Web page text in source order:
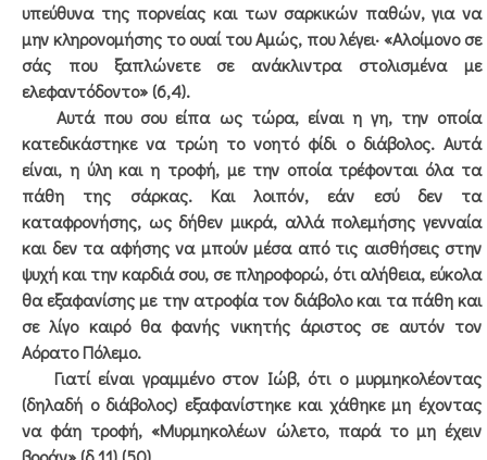
υπεύθυνα της πορνείας και των σαρκικών παθών, για να
μην κληρονομήσης το ουαί του Αμώς, που λέγει· «Αλοίμονο σε
σάς που ξαπλώνετε σε ανάκλιντρα στολισμένα με
ελεφαντόδοντο» (6,4).
Αυτά που σου είπα ως τώρα, είναι η γη, την οποία
κατεδικάστηκε να τρώη το νοητό φίδι ο διάβολος. Αυτά
είναι, η ύλη και η τροφή, με την οποία τρέφονται όλα τα
πάθη της σάρκας. Και λοιπόν, εάν εσύ δεν τα
καταφρονήσης, ως δήθεν μικρά, αλλά πολεμήσης γενναία
και δεν τα αφήσης να μπούν μέσα από τις αισθήσεις στην
ψυχή και την καρδιά σου, σε πληροφορώ, ότι αλήθεια, εύκολα
θα εξαφανίσης με την ατροφία τον διάβολο και τα πάθη και
σε λίγο καιρό θα φανής νικητής άριστος σε αυτόν τον
Αόρατο Πόλεμο.
Γιατί είναι γραμμένο στον Ιώβ, ότι ο μυρμηκολέοντας
(δηλαδή ο διάβολος) εξαφανίστηκε και χάθηκε μη έχοντας
να φάη τροφή, «Μυρμηκολέων ώλετο, παρά το μη έχειν